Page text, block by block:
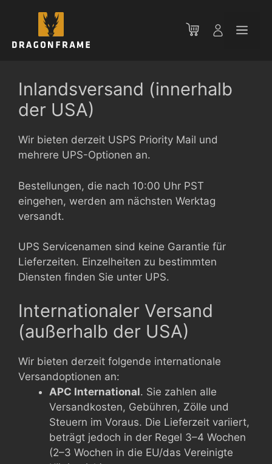
springen
Inlandsversand (innerhalb
der USA)
Wir bieten derzeit USPS Priority Mail und
mehrere UPS-Optionen an.
Bestellungen, die nach 10:00 Uhr PST
eingehen, werden am nächsten Werktag
versandt.
UPS Servicenamen sind keine Garantie für
Lieferzeiten. Einzelheiten zu bestimmten
Diensten finden Sie unter UPS.
Internationaler Versand
(außerhalb der USA)
Wir bieten derzeit folgende internationale
Versandoptionen an:
APC International. Sie zahlen alle
Versandkosten, Gebühren, Zölle und
Steuern im Voraus. Die Lieferzeit variiert,
beträgt jedoch in der Regel 3–4 Wochen
(2–3 Wochen in die EU/das Vereinigte